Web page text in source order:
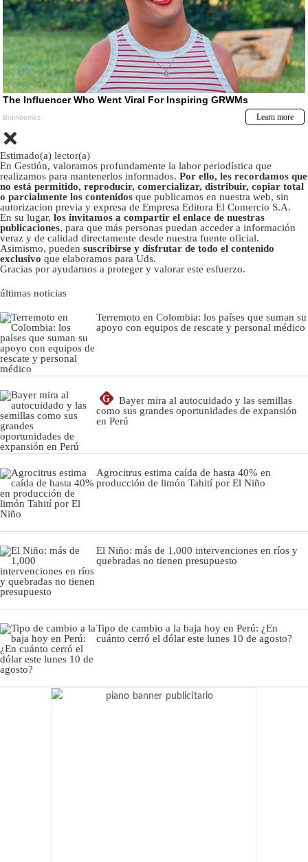
Estimado(a) lector(a)
En Gestión, valoramos profundamente la labor periodística que
realizamos para mantenerlos informados. Por ello, les recordamos que
no está permitido, reproducir, comercializar, distribuir, copiar total
o parcialmente los contenidos que publicamos en nuestra web, sin
autorizacion previa y expresa de Empresa Editora El Comercio S.A.
En su lugar, los invitamos a compartir el enlace de nuestras
publicaciones, para que más personas puedan acceder a información
veraz y de calidad directamente desde nuestra fuente oficial.
Asimismo, pueden suscribirse y disfrutar de todo el contenido
exclusivo que elaboramos para Uds.
Gracias por ayudarnos a proteger y valorar este esfuerzo.
últimas noticias
Terremoto en Colombia: los países que suman su
apoyo con equipos de rescate y personal médico
G
Bayer mira al autocuidado y las semillas
como sus grandes oportunidades de expansión
en Perú
Agrocitrus estima caída de hasta 40% en
producción de limón Tahití por El Niño
El Niño: más de 1,000 intervenciones en ríos y
quebradas no tienen presupuesto
Tipo de cambio a la baja hoy en Perú: ¿En
cuánto cerró el dólar este lunes 10 de agosto?